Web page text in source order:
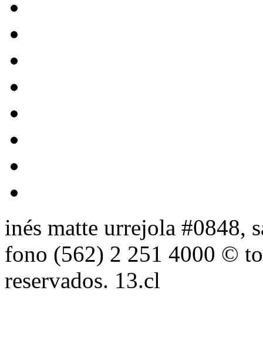
inés matte urrejola #0848,
fono (562) 2 251 4000 ©
reservados. 13.cl